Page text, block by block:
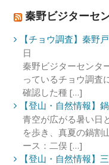
秦野ビジターセ
【チョウ調査】秦
日
秦野ビジターセンタ
っているチョウ調査
確認した種 […]
【登山・自然情報
青空が広がる暑い日
を歩き、真夏の鍋割
ース：二俣 […]
【登山・自然情報